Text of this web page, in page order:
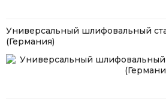
Универсальный шлифовальный
(Германия)